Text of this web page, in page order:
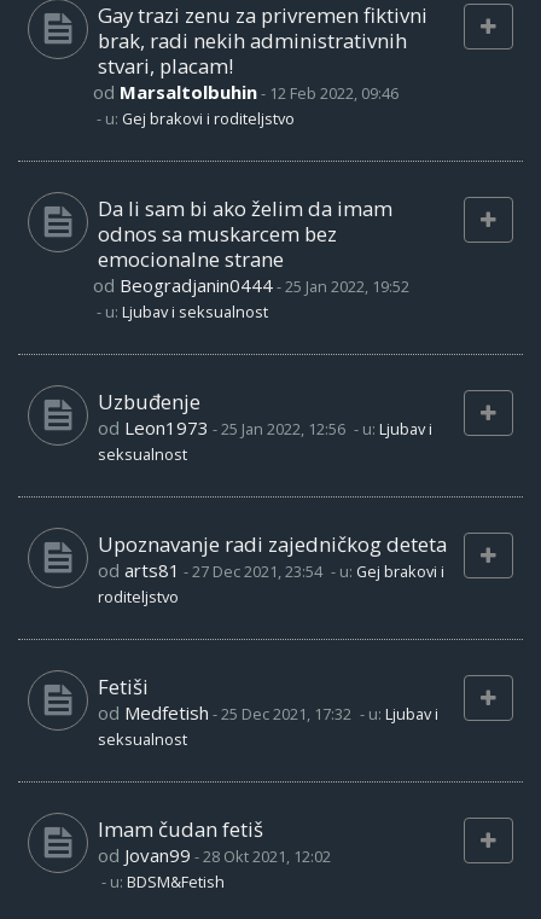
Gay trazi zenu za privremen fiktivni
brak, radi nekih administrativnih
stvari, placam!
od Marsaltolbuhin- 12 Feb 2022, 09:46
- u: Gej brakovi i roditeljstvo
Da li sam bi ako želim da imam
odnos sa muskarcem bez
emocionalne strane
od Beogradjanin0444-25 Jan 2022, 19:52
- u: Ljubav i seksualnost
Uzbuđenje
od Leon1973 -25 Jan 2022, 12:56 - u: Ljubav i
seksualnost
Upoznavanje radi zajedničkog deteta
od arts81 -27 Dec 2021, 23:54 - u: Gej brakovi i
roditeljstvo
Fetiši
od Medfetish -25 Dec 2021, 17:32 - u: Ljubav i
seksualnost
Imam čudan fetiš
od Jovan99 -28 Okt 2021, 12:02
- u: BDSM&Fetish